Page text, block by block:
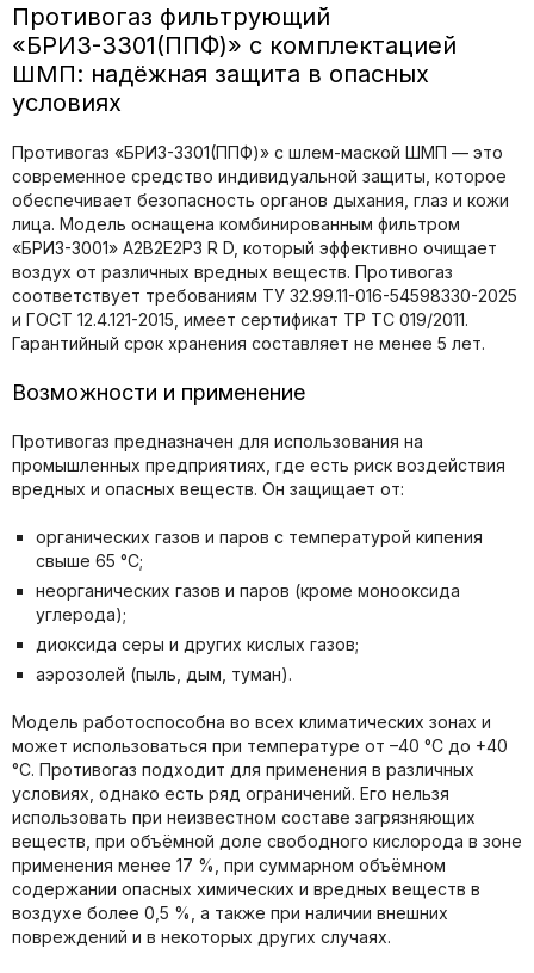
Противогаз фильтрующий
«БРИЗ-3301(ППФ)» с комплектацией
ШМП: надёжная защита в опасных
условиях
Противогаз «БРИЗ-3301(ППФ)» с шлем-маской ШМП — это
современное средство индивидуальной защиты, которое
обеспечивает безопасность органов дыхания, глаз и кожи
лица. Модель оснащена комбинированным фильтром
«БРИЗ-3001» A2B2E2P3 R D, который эффективно очищает
воздух от различных вредных веществ. Противогаз
соответствует требованиям ТУ 32.99.11-016-54598330-2025
и ГОСТ 12.4.121-2015, имеет сертификат ТР ТС 019/2011.
Гарантийный срок хранения составляет не менее 5 лет.
Возможности и применение
Противогаз предназначен для использования на
промышленных предприятиях, где есть риск воздействия
вредных и опасных веществ. Он защищает от:
органических газов и паров с температурой кипения
свыше 65 °C;
неорганических газов и паров (кроме монооксида
углерода);
диоксида серы и других кислых газов;
аэрозолей (пыль, дым, туман).
Модель работоспособна во всех климатических зонах и
может использоваться при температуре от –40 °C до +40
°C. Противогаз подходит для применения в различных
условиях, однако есть ряд ограничений. Его нельзя
использовать при неизвестном составе загрязняющих
веществ, при объёмной доле свободного кислорода в зоне
применения менее 17 %, при суммарном объёмном
содержании опасных химических и вредных веществ в
воздухе более 0,5 %, а также при наличии внешних
повреждений и в некоторых других случаях.